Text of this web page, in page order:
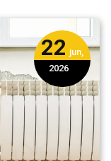
22 jun,
2026